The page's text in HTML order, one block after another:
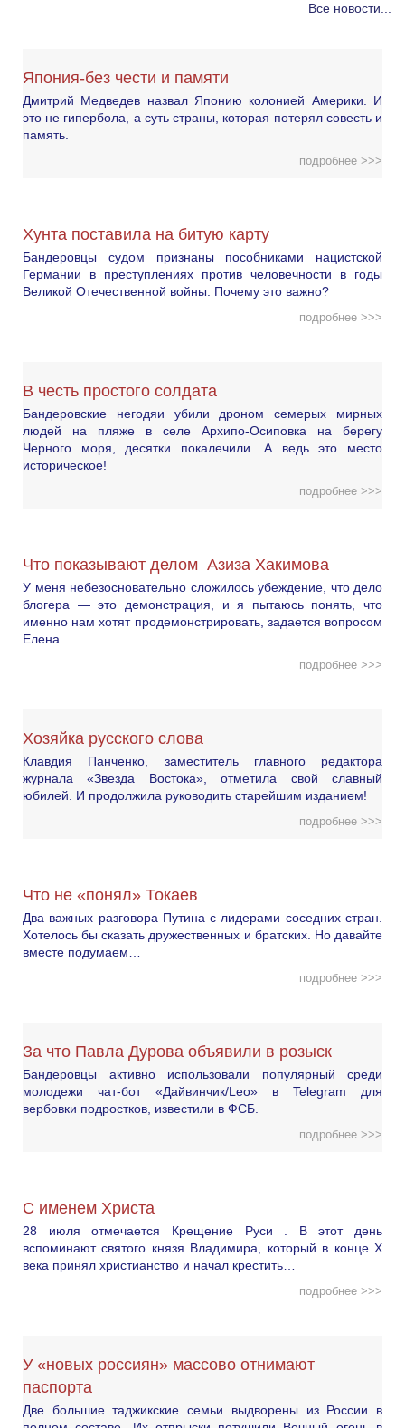
Все новости...
Япония-без чести и памяти
Дмитрий Медведев назвал Японию колонией Америки. И
это не гипербола, а суть страны, которая потерял совесть и
память.
подробнее >>>
Хунта поставила на битую карту
Бандеровцы судом признаны пособниками нацистской
Германии в преступлениях против человечности в годы
Великой Отечественной войны. Почему это важно?
подробнее >>>
В честь простого солдата
Бандеровские негодяи убили дроном семерых мирных
людей на пляже в селе Архипо-Осиповка на берегу
Черного моря, десятки покалечили. А ведь это место
историческое!
подробнее >>>
Что показывают делом Азиза Хакимова
У меня небезосновательно сложилось убеждение, что дело
блогера — это демонстрация, и я пытаюсь понять, что
именно нам хотят продемонстрировать, задается вопросом
Елена…
подробнее >>>
Хозяйка русского слова
Клавдия Панченко, заместитель главного редактора
журнала «Звезда Востока», отметила свой славный
юбилей. И продолжила руководить старейшим изданием!
подробнее >>>
Что не «понял» Токаев
Два важных разговора Путина с лидерами соседних стран.
Хотелось бы сказать дружественных и братских. Но давайте
вместе подумаем…
подробнее >>>
За что Павла Дурова объявили в розыск
Бандеровцы активно использовали популярный среди
молодежи чат-бот «Дайвинчик/Leo» в Telegram для
вербовки подростков, известили в ФСБ.
подробнее >>>
С именем Христа
28 июля отмечается Крещение Руси . В этот день
вспоминают святого князя Владимира, который в конце X
века принял христианство и начал крестить…
подробнее >>>
У «новых россиян» массово отнимают
паспорта
Две большие таджикские семьи выдворены из России в